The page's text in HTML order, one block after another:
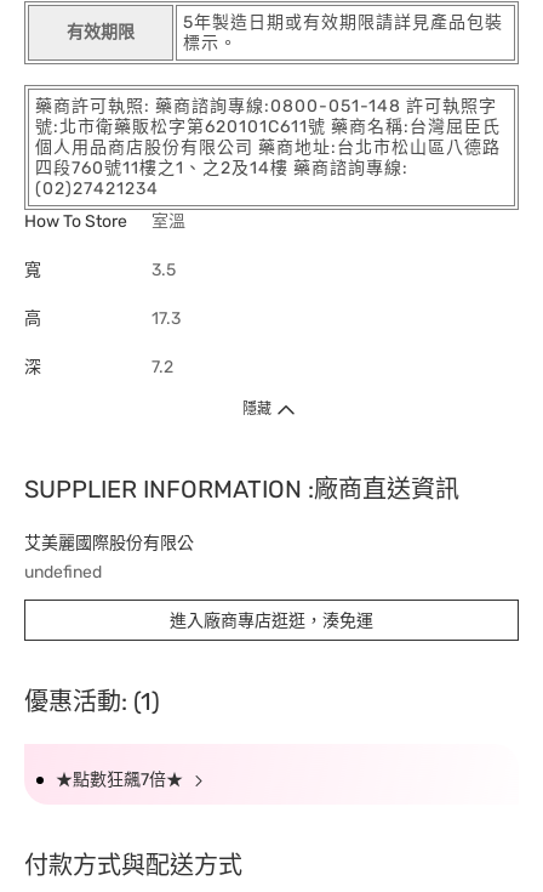
有效期限
5年製造日期或有效期限請詳見產品包裝
標示。
藥商許可執照: 藥商諮詢專線:0800-051-148 許可執照字
號:北市衛藥販松字第620101C611號 藥商名稱:台灣屈臣氏
個人用品商店股份有限公司 藥商地址:台北市松山區八德路
四段760號11樓之1、之2及14樓 藥商諮詢專線:
(02)27421234
How To Store
室溫
寬 3.5
高 17.3
深 7.2
隱藏
SUPPLIER INFORMATION :廠商直送資訊
艾美麗國際股份有限公
undefined
進入廠商專店逛逛，湊免運
優惠活動: (1)
★點數狂飆7倍★
付款方式與配送方式